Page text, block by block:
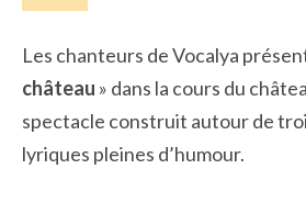
Les chanteurs de Vocalya
château » dans la cours du
spectacle construit autour de
lyriques pleines d’humour.